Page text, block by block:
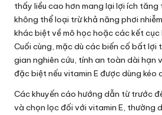
thấy liều cao hơn mang lại lợi ích tăng
không thể loại trừ khả năng phơi
khác biệt về mô học hoặc các kết cục
Cuối cùng, mặc dù các biến cố bất
gian nghiên cứu, tính an toàn dài hạn
đặc biệt nếu vitamin E được dùng kéo
Các khuyến cáo hướng dẫn từ trước
và chọn lọc đối với vitamin E, thường